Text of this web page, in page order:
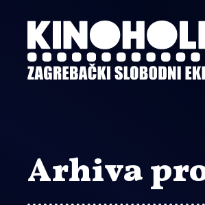
sadržaj
Arhiva